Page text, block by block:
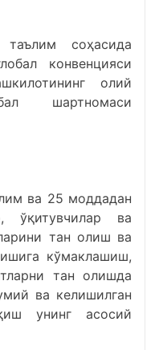
соҳасида
конвенцияси
олий
шартномаси
ва 25 моддадан
ўқитувчилар ва
тан олиш ва
кўмаклашиш,
тан олишда
ва келишилган
унинг асосий